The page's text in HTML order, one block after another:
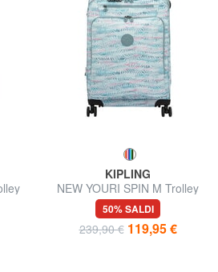
KIPLING
NEW YOURI SPIN M Trolley
medio espandibile
50% SALDI
239,90 € 119,95 €